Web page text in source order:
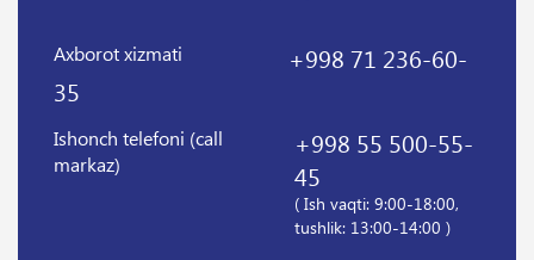
Axborot xizmati
+998 71 236-60-
35
Ishonch telefoni (call
markaz)
+998 55 500-55-
45
( Ish vaqti: 9:00-18:00,
tushlik: 13:00-14:00 )